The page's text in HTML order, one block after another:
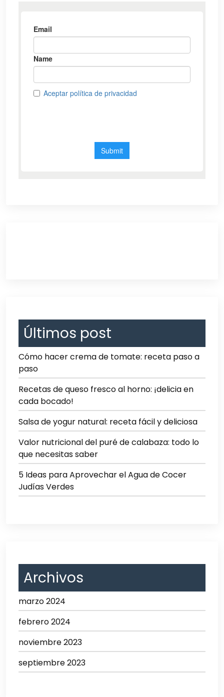
Últimos post
Cómo hacer crema de tomate: receta paso a
paso
Recetas de queso fresco al horno: ¡delicia en
cada bocado!
Salsa de yogur natural: receta fácil y deliciosa
Valor nutricional del puré de calabaza: todo lo
que necesitas saber
5 Ideas para Aprovechar el Agua de Cocer
Judías Verdes
Archivos
marzo 2024
febrero 2024
noviembre 2023
septiembre 2023